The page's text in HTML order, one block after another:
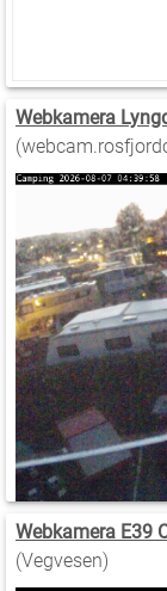
Webkamera
Webkamera E39
(Vegvesen)